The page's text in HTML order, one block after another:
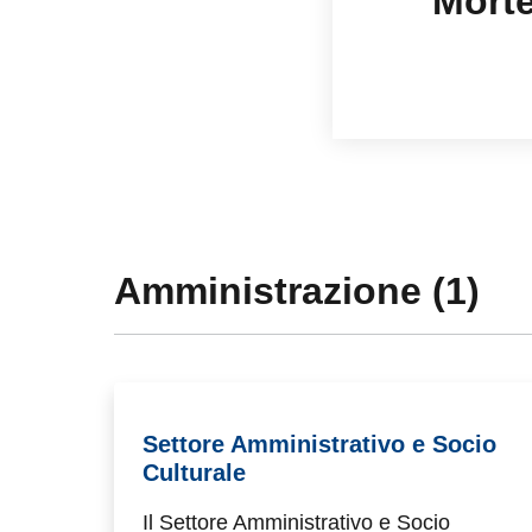
Amministrazione (1)
Settore Amministrativo e Socio
Culturale
Il Settore Amministrativo e Socio